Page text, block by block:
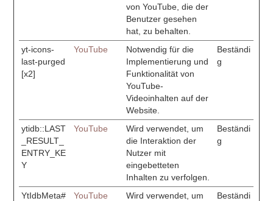
von YouTube, die der
Benutzer gesehen
hat, zu behalten.
yt-icons-
last-purged
[x2]
YouTube
Notwendig für die
Implementierung und
Funktionalität von
YouTube-
Videoinhalten auf der
Website.
Beständi
g
ytidb::LAST
_RESULT_
ENTRY_KE
Y
YouTube
Wird verwendet, um
die Interaktion der
Nutzer mit
eingebetteten
Inhalten zu verfolgen.
Beständi
g
YtIdbMeta#
YouTube
Wird verwendet, um
Beständi